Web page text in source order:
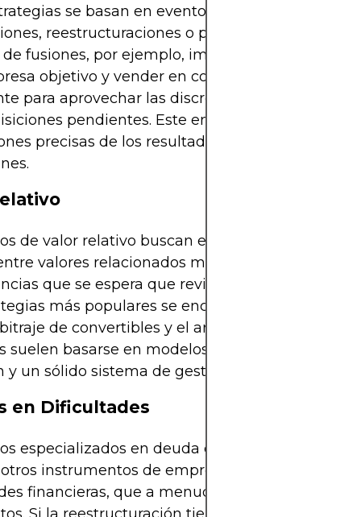
se basan en eventos corporativos como
reestructuraciones o procedimientos de
fusiones, por ejemplo, implica comprar
objetivo y vender en corto las acciones de la
para aprovechar las discrepancias de precios
pendientes. Este enfoque se basa en
precisas de los resultados y los plazos de las
de valor relativo buscan explotar las
valores relacionados mediante el análisis de
que se espera que reviertan con el tiempo.
más populares se encuentran el arbitraje
de convertibles y el arbitraje estadístico.
suelen basarse en modelos cuantitativos y
y un sólido sistema de gestión de riesgos.
en Dificultades
especializados en deuda en dificultades
instrumentos de empresas que atraviesan
financieras, que a menudo cotizan con